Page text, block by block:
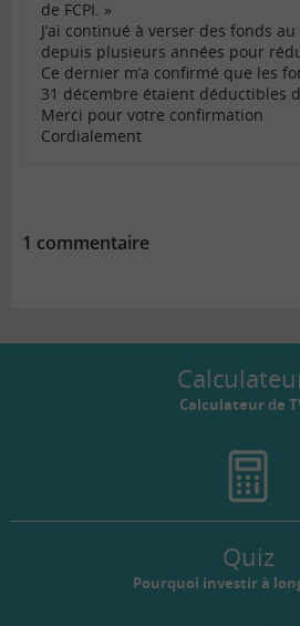
de FCPI. »
J’ai continué à verser des fonds
depuis plusieurs années pour
Ce dernier m’a confirmé que les
31 décembre étaient déductibles
Merci pour votre confirmation
Cordialement
1 commentaire
Calculateur de
Quiz
Pourquoi investir à